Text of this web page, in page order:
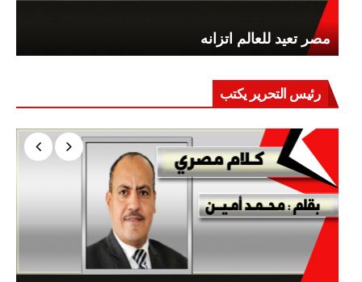
مصر تعيد للعالم اتزانه
رئيس التحرير يكتب